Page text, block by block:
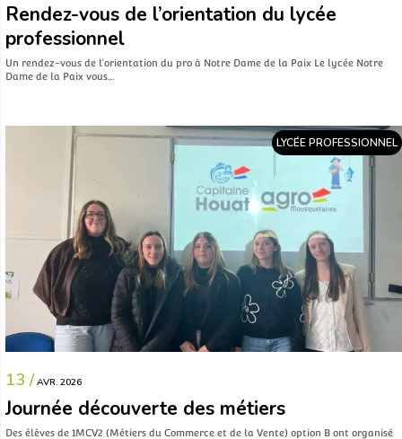
Rendez-vous de l’orientation du lycée
professionnel
Un rendez-vous de l’orientation du pro à Notre Dame de la Paix Le lycée Notre
Dame de la Paix vous…
LYCÉE PROFESSIONNEL
13 / AVR. 2026
Journée découverte des métiers
Des élèves de 1MCV2 (Métiers du Commerce et de la Vente) option B ont organisé